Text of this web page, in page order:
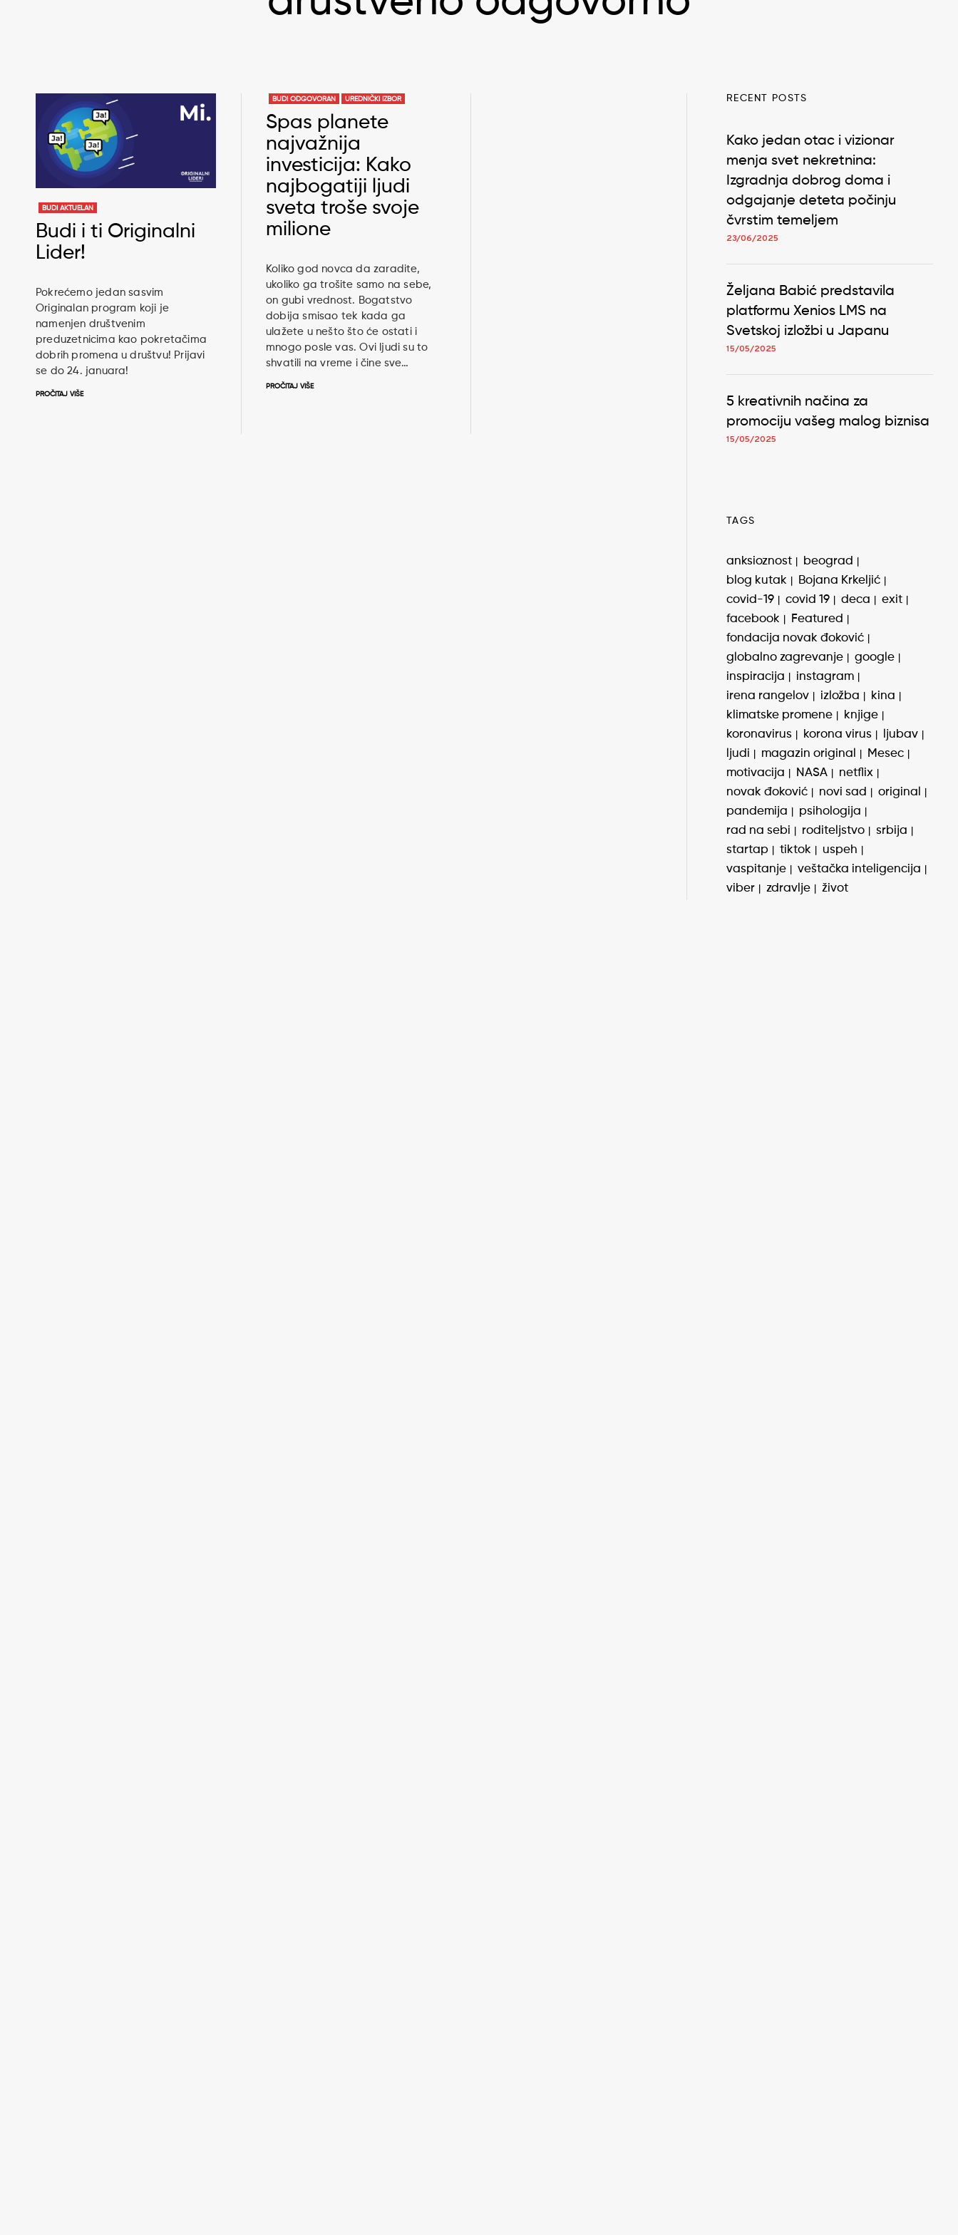
BUDI AKTUELAN
Budi i ti Originalni
Lider!
Pokrećemo jedan sasvim
Originalan program koji je
namenjen društvenim
preduzetnicima kao pokretačima
dobrih promena u društvu! Prijavi
se do 24. januara!
PROČITAJ VIŠE
BUDI ODGOVORAN UREDNIČKI IZBOR
Spas planete
najvažnija
investicija: Kako
najbogatiji ljudi
sveta troše svoje
milione
Koliko god novca da zaradite,
ukoliko ga trošite samo na sebe,
on gubi vrednost. Bogatstvo
dobija smisao tek kada ga
ulažete u nešto što će ostati i
mnogo posle vas. Ovi ljudi su to
shvatili na vreme i čine sve…
PROČITAJ VIŠE
RECENT POSTS
Kako jedan otac i vizionar
menja svet nekretnina:
Izgradnja dobrog doma i
odgajanje deteta počinju
čvrstim temeljem
23/06/2025
Željana Babić predstavila
platformu Xenios LMS na
Svetskoj izložbi u Japanu
15/05/2025
5 kreativnih načina za
promociju vašeg malog biznisa
15/05/2025
TAGS
anksioznost
beograd
blog kutak
Bojana Krkeljić
covid-19
covid 19 deca
exit
facebook
Featured
fondacija novak đoković
globalno zagrevanje
google
inspiracija
instagram
irena rangelov
izložba
kina
klimatske promene
knjige
koronavirus
korona virus
ljubav
ljudi
magazin original
Mesec
motivacija
NASA
netflix
novak đoković
novi sad
original
pandemija
psihologija
rad na sebi
roditeljstvo
srbija
startap
tiktok
uspeh
vaspitanje
veštačka inteligencija
viber
zdravlje život